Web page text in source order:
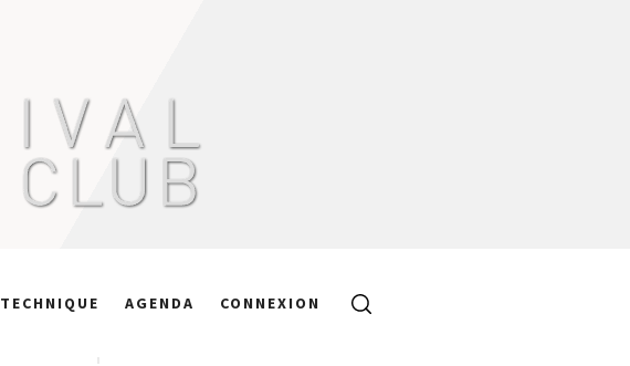
TECHNIQUE AGENDA CONNEXION